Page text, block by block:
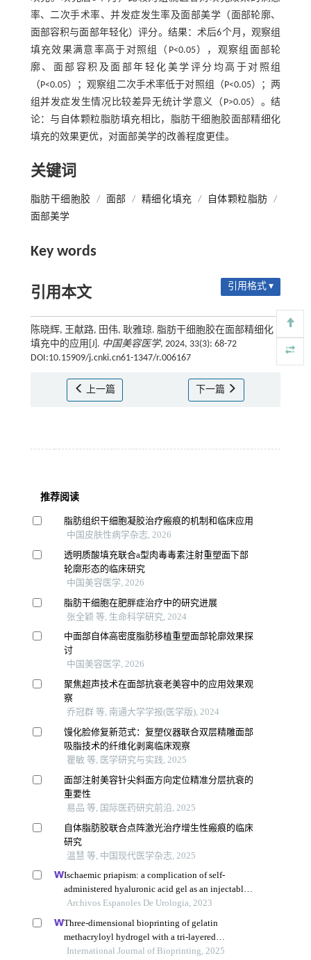
率、二次手术率、并发症发生率及面部美学（面部轮廓、
面部容积与面部年轻化）评分。结果：术后6个月，观察组
填充效果满意率高于对照组（P<0.05），观察组面部轮
廓、面部容积及面部年轻化美学评分均高于对照组
（P<0.05）；观察组二次手术率低于对照组（P<0.05）；两
组并发症发生情况比较差异无统计学意义（P>0.05）。结
论：与自体颗粒脂肪填充相比，脂肪干细胞胶面部精细化
填充的效果更优，对面部美学的改善程度更佳。
关键词
脂肪干细胞胶 / 面部 / 精细化填充 / 自体颗粒脂肪
/
面部美学
Key words
引用本文 引用格式 ▾
陈晓辉, 王献路, 田伟, 耿雅琼. 脂肪干细胞胶在面部精细化
填充中的应用[J]. 中国美容医学, 2024, 33(3): 68-72
DOI:10.15909/j.cnki.cn61-1347/r.006167
上一篇 下一篇